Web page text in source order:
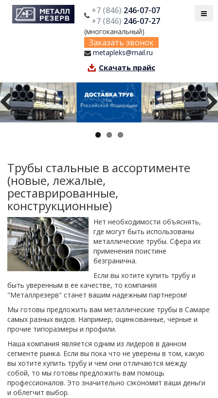
+7 (846) 246-07-07
+7 (846) 246-07-27
(многоканальный)
Заказать звонок
metapleks@mail.ru
Скачать прайс
Previous Next
Трубы стальные в ассортименте
(новые, лежалые,
реставрированные,
конструкционные)
Нет необходимости объяснять,
где могут быть использованы
металлические трубы. Сфера их
применения поистине
безгранична.
Если вы хотите купить трубу и
быть уверенным в ее качестве, то компания
"Металлрезерв" станет вашим надежным партнером!
Мы готовы предложить вам металлические трубы в Самаре
самых разных видов. Например, оцинкованные, черные и
прочие типоразмеры и профили.
Наша компания является одним из лидеров в данном
сегменте рынка. Если вы пока что не уверены в том, какую
вы хотите купить трубу и чем они отличаются между
собой, то мы готовы предложить вам помощь
профессионалов. Это значительно сэкономит ваши деньги
и облегчит выбор.